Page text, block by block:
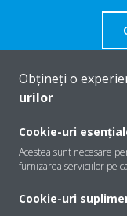
Despre Daikin
Obțineți o
urilor
Cookie-uri
Acestea sunt necesare
furnizarea serviciilor pe
Cookie-uri